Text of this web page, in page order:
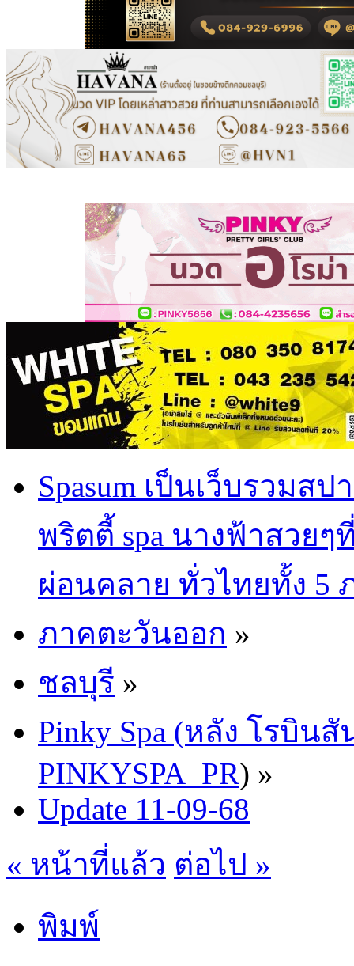
Spasum เป็นเว็บรวม
พริตตี้ spa นางฟ้าสวย
ผ่อนคลาย ทั่วไทยทั้ง 5
ภาคตะวันออก »
ชลบุรี »
Pinky Spa (หลัง โรบิน
PINKYSPA_PR) »
Update 11-09-68
« หน้าที่แล้ว ต่อไป »
พิมพ์